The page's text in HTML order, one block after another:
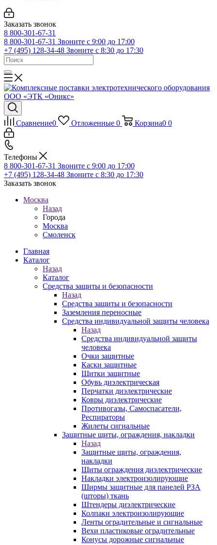
Заказать звонок
8 800-301-67-31
8 800-301-67-31 Звоните с 9:00 до 17:00
+7 (495) 128-34-48 Звоните с 8:30 до 17:30
Сравнение0 Отложенные 0 Корзина0 0
Телефоны
8 800-301-67-31 Звоните с 9:00 до 17:00
+7 (495) 128-34-48 Звоните с 8:30 до 17:30
Заказать звонок
Москва
Назад
Города
Москва
Смоленск
Главная
Каталог
Назад
Каталог
Средства защиты и безопасности
Назад
Средства защиты и безопасности
Заземления переносные
Средства индивидуальной защиты человека
Назад
Средства индивидуальной защиты
человека
Очки защитные
Каски защитные
Щитки защитные
Обувь диэлектрическая
Перчатки диэлектрические
Ковры диэлектрические
Противогазы, Самоспасатели,
Респираторы
Жилеты сигнальные
Защитные щиты, ограждения, накладки
Назад
Защитные щиты, ограждения,
накладки
Щиты ограждения диэлектрические
Накладки электроизолирующие
Ширмы защитные для панелей РЗА
(шторы) ткань
Штендеры диэлектрические
Колпаки электроизолирующие
Ленты оградительные и сигнальные
Вехи пластиковые оградительные
Конусы дорожные сигнальные